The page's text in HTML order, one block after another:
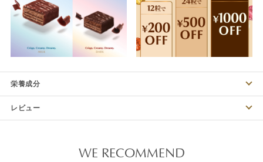
栄養成分
レビュー
WE RECOMMEND